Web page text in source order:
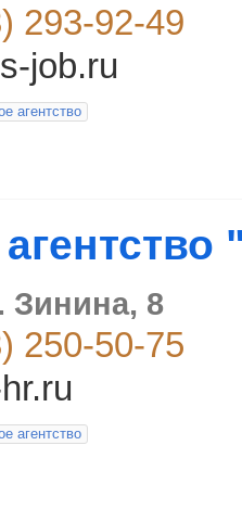
293-92-49
job.ru
агентство
Зинина, 8
250-50-75
агентство